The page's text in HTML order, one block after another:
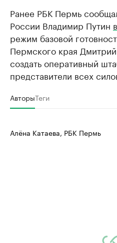
Ранее РБК Пермь
России Владимир Путин
режим базовой
Пермского края
создать оперативный
представители всех
АвторыТеги
Алёна Катаева, РБК Пермь